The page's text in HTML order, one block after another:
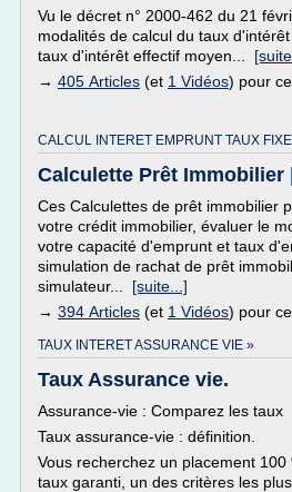
Vu le décret n° 2000-462 du 21
modalités de calcul du taux
taux d'intérêt effectif moyen...
→ 405 Articles (et 1 Vidéos) pour
CALCUL INTERET EMPRUNT TAUX
Calculette Prêt Immobilier
Ces Calculettes de prêt immobilier
votre crédit immobilier, évaluer le
votre capacité d'emprunt et taux
simulation de rachat de prêt
simulateur... [suite...]
→ 394 Articles (et 1 Vidéos) pour
TAUX INTERET ASSURANCE VIE »
Taux Assurance vie.
Assurance-vie : Comparez les taux
Taux assurance-vie : définition.
Vous recherchez un placement 100
taux garanti, un des critères les